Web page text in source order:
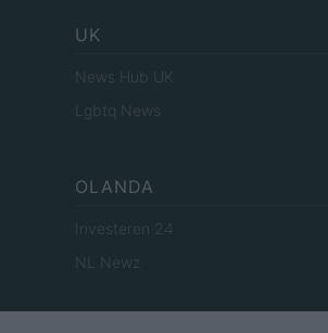
UK
News Hub UK
Lgbtq News
OLANDA
Investeren 24
NL Newz